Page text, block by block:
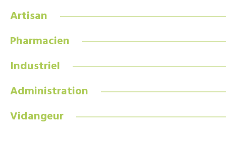
Artisan
Pharmacien
Industriel
Administration
Vidangeur